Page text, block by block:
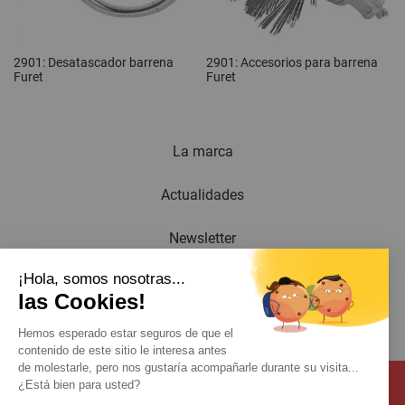
2901: Desatascador barrena
Furet
2901: Accesorios para barrena
Furet
La marca
Actualidades
Newsletter
Catálogo
Contacto
¡Hola, somos nosotras...
las Cookies!
Hemos esperado estar seguros de que el
contenido de este sitio le interesa antes
de molestarle, pero nos gustaría acompañarle durante su visita...
¿Está bien para usted?